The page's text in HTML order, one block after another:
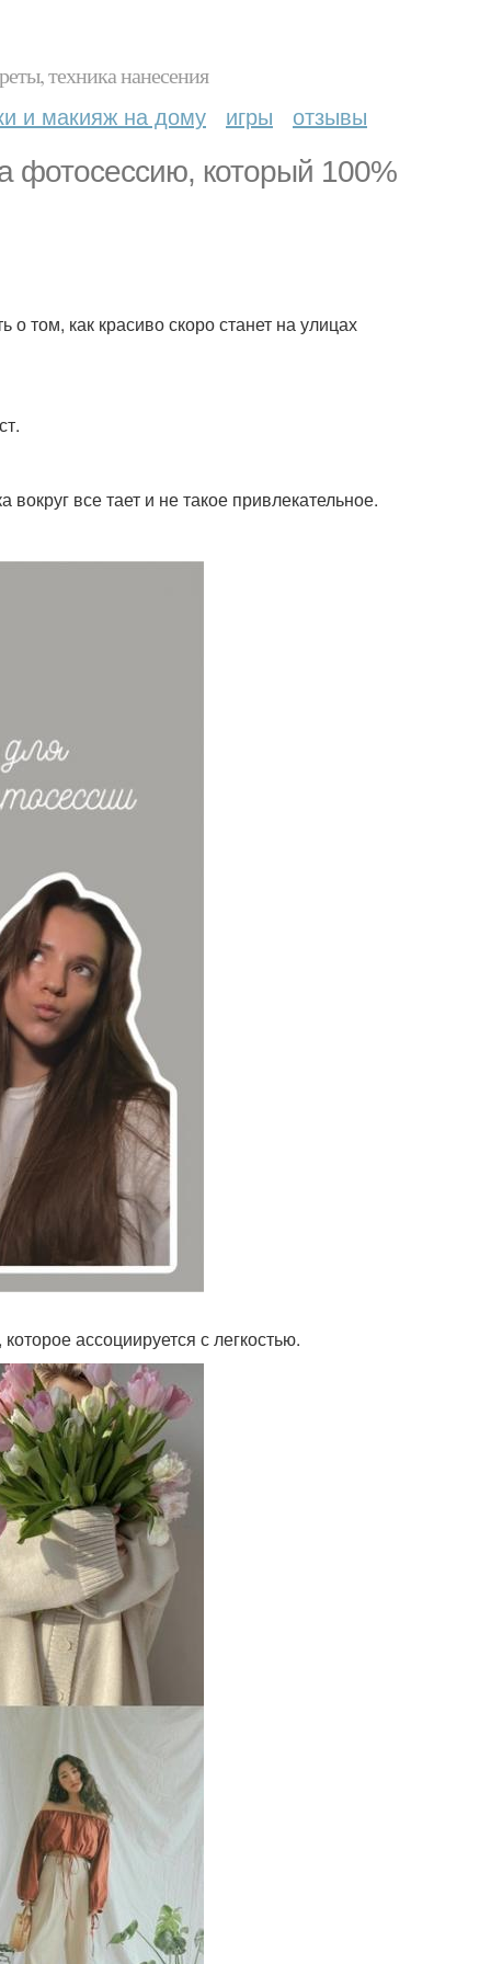
техника нанесения
и макияж на дому игры отзывы
фотосессию, который 100%
том, как красиво скоро станет на улицах
все тает и не такое привлекательное.
ассоциируется с легкостью.